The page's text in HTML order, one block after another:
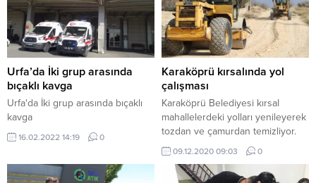
Urfa’da İki grup arasında
bıçaklı kavga
Urfa'da İki grup arasında bıçaklı
kavga
16.02.2022 14:19 0
Karaköprü kırsalında yol
çalışması
Karaköprü Belediyesi kırsal
mahallelerdeki yolları yenileyerek
tozdan ve çamurdan temizliyor.
09.12.2020 09:03 0